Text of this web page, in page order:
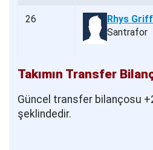
26
Rhys
Santrafor
Takımın Transfer
Güncel transfer bilançosu
şeklindedir.